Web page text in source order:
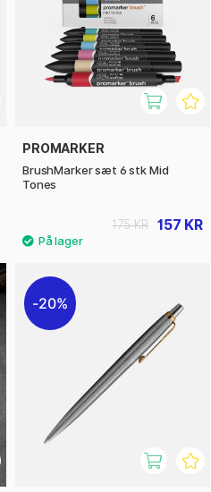
PROMARKER
BrushMarker sæt 6 stk Mid
Tones
157 KR
175 KR
20%